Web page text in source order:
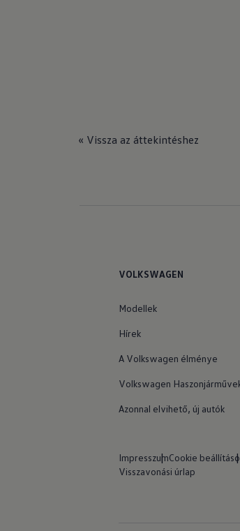
« Vissza az áttekintéshez
VOLKSWAGEN
Modellek
Hírek
A Volkswagen élménye
Volkswagen
Azonnal elvihető, új autók
ImpresszumCookie
Visszavonási úrlap